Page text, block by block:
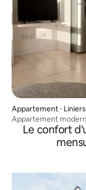
Appartement ⋅ Liniers
Appartement
cowork
Le confort